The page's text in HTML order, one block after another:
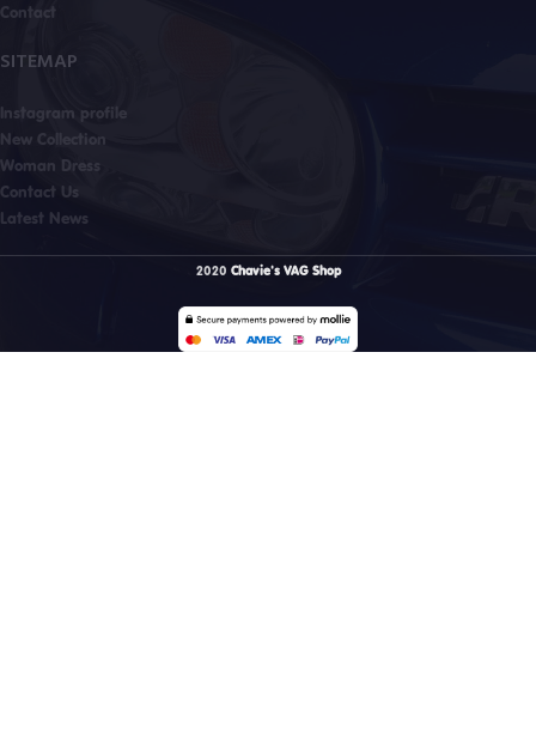
Contact
SITEMAP
Instagram profile
New Collection
Woman Dress
Contact Us
Latest News
2020 Chavie's VAG Shop